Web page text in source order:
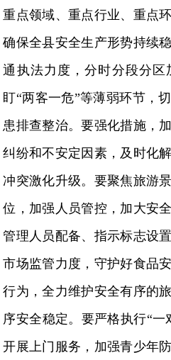
重点领域、重点行业、重点
确保全县安全生产形势持续
通执法力度，分时分段分区
盯“两客一危”等薄弱环节，
患排查整治。要强化措施，
纠纷和不安定因素，及时化
冲突激化升级。要聚焦旅游
位，加强人员管控，加大安
管理人员配备、指示标志设
市场监管力度，守护好食品
行为，全力维护安全有序的
序安全稳定。要严格执行“
开展上门服务，加强青少年